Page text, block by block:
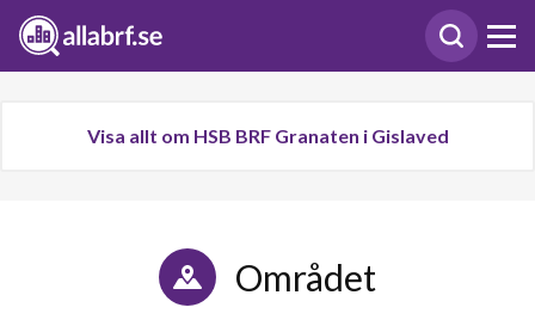
Visa allt om HSB BRF Granaten i Gislaved
Området